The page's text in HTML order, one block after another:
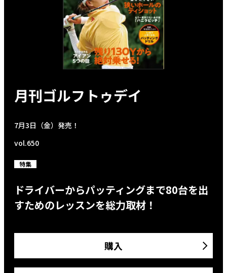
月刊ゴルフトゥデイ
7月3日（金）発売！
vol.650
特集
ドライバーからパッティングまで80台を出
すためのレッスンを総力取材！
購入